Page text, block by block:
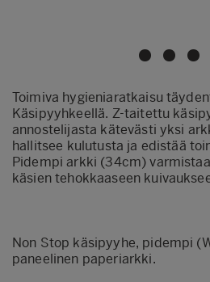
Toimiva hygieniaratkaisu
Käsipyyhkeellä. Z-taitettu
annostelijasta kätevästi yksi
hallitsee kulutusta ja edistää
Pidempi arkki (34cm)
käsien tehokkaaseen
Non Stop käsipyyhe, pidempi
paneelinen paperiarkki.